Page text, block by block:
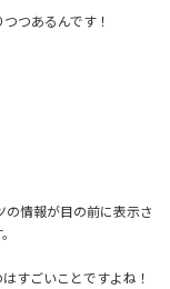
つあるんです！
情報が目の前に表示さ
すごいことですよね！